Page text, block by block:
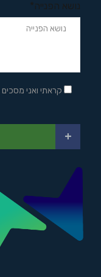
נושא הפנייה*
קראתי ואני מסכים
+